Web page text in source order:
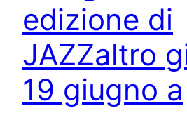
edizione di
JAZZaltro
19 giugno a